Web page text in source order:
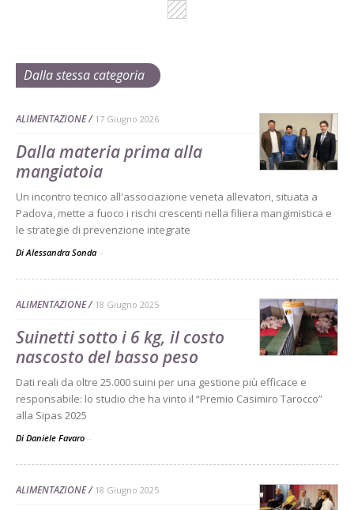
Dalla stessa categoria
ALIMENTAZIONE 17 Giugno 2026
Dalla materia prima alla
mangiatoia
Un incontro tecnico all'associazione veneta allevatori, situata a
Padova, mette a fuoco i rischi crescenti nella filiera mangimistica e
le strategie di prevenzione integrate
Di Alessandra Sonda -
ALIMENTAZIONE 18 Giugno 2025
Suinetti sotto i 6 kg, il costo
nascosto del basso peso
Dati reali da oltre 25.000 suini per una gestione più efficace e
responsabile: lo studio che ha vinto il “Premio Casimiro Tarocco”
alla Sipas 2025
Di Daniele Favaro -
ALIMENTAZIONE 18 Giugno 2025